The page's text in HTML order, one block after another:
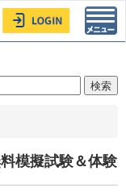
模擬試験＆体験